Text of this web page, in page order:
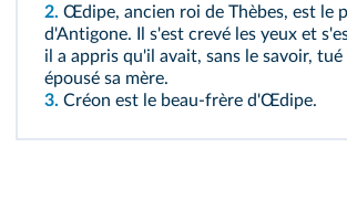
2. Œdipe, ancien roi de Thèbes, est le
d'Antigone. Il s'est crevé les yeux et
il a appris qu'il avait, sans le savoir,
épousé sa mère.
3. Créon est le beau‑frère d'Œdipe.